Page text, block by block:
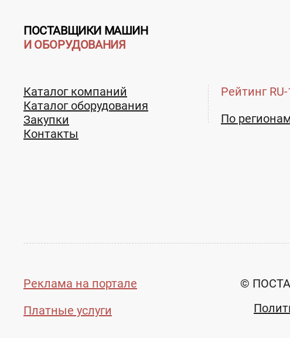
ПОСТАВЩИКИ МАШИН
И ОБОРУДОВАНИЯ
Каталог компаний
Каталог оборудования
Закупки
Контакты
Рейтинг
По
Реклама на портале
Платные услуги
©